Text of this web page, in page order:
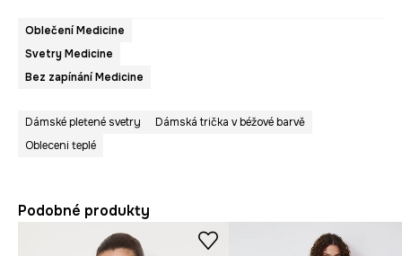
Oblečení Medicine
Svetry Medicine
Bez zapínání Medicine
Dámské pletené svetry
Dámská trička v béžové barvě
Obleceni teplé
Podobné produkty